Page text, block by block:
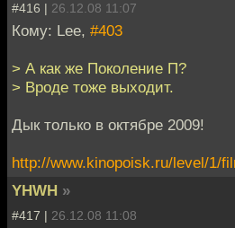
#416 | 26.12.08 11:07
Кому: Lee, #403
> А как же Поколение П?
> Вроде тоже выходит.
Дык только в октябре 2009!
http://www.kinopoisk.ru/level/1/
YHWH »
#417 | 26.12.08 11:08